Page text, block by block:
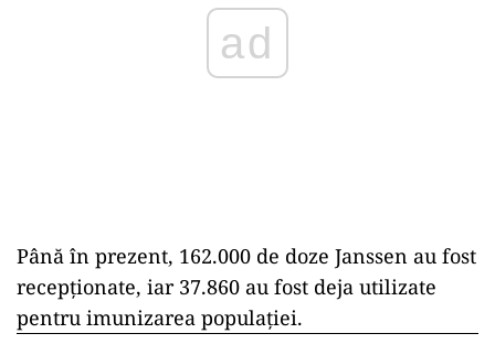
ad
Până în prezent, 162.000 de doze Janssen au fost
recepționate, iar 37.860 au fost deja utilizate
pentru imunizarea populației.